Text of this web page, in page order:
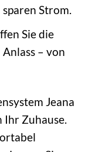
Strom.
Sie die
– von
Jeana
Ihr Zuhause.